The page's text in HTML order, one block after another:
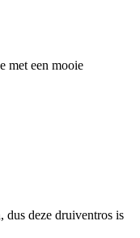
met een mooie
dus deze druiventros is